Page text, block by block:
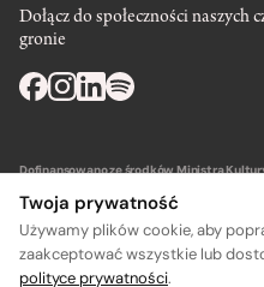
Dołącz do społeczności
gronie
Dofinansowano ze środków Ministra
Twoja prywatność
Używamy plików cookie, aby
zaakceptować wszystkie lub
polityce prywatności.